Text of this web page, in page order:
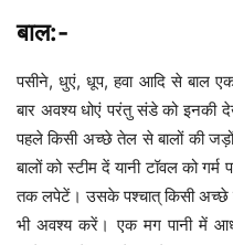
बाल:-
पसीने, धुएं, धूप, हवा आदि से बाल
बार अवश्य धोएं परंतु संडे को
पहले किसी अच्छे तेल से बालों की
बालों को स्टीम दें यानी टॉवल को
तक लपेटें। उसके पश्चात् किसी अच्छे
भी अवश्य करें। एक मग पानी में